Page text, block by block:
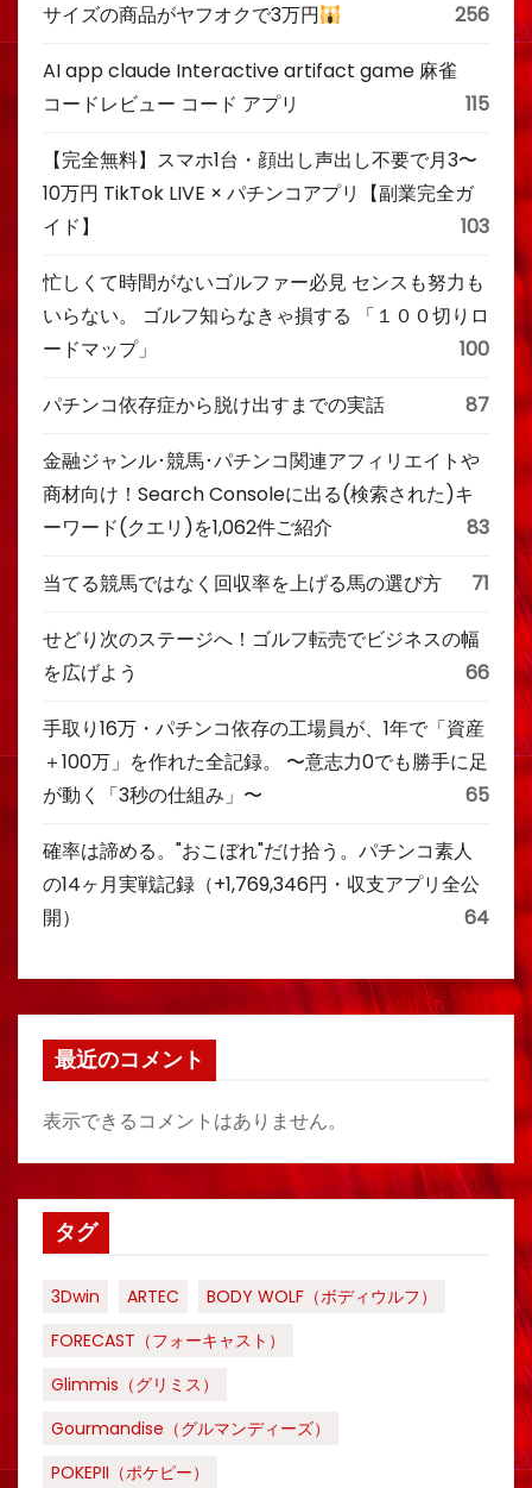
サイズの商品がヤフオクで3万円
256
AI app claude Interactive artifact game 麻雀
コードレビュー コード アプリ
115
【完全無料】スマホ1台・顔出し声出し不要で月3〜
10万円 TikTok LIVE × パチンコアプリ【副業完全ガ
イド】
103
忙しくて時間がないゴルファー必見 センスも努力も
いらない。 ゴルフ知らなきゃ損する 「１００切りロ
ードマップ」
100
パチンコ依存症から脱け出すまでの実話 87
金融ジャンル･競馬･パチンコ関連アフィリエイトや
商材向け！Search Consoleに出る(検索された)キ
ーワード(クエリ)を1,062件ご紹介
83
当てる競馬ではなく回収率を上げる馬の選び方 71
せどり次のステージへ！ゴルフ転売でビジネスの幅
を広げよう
66
手取り16万・パチンコ依存の工場員が、1年で「資産
＋100万」を作れた全記録。 〜意志力0でも勝手に足
が動く「3秒の仕組み」〜
65
確率は諦める。"おこぼれ"だけ拾う。パチンコ素人
の14ヶ月実戦記録（+1,769,346円・収支アプリ全公
開）
64
最近のコメント
表示できるコメントはありません。
タグ
3Dwin ARTEC
BODY WOLF（ボディウルフ）
FORECAST（フォーキャスト）
Glimmis（グリミス）
Gourmandise（グルマンディーズ）
POKEPII（ポケピー）